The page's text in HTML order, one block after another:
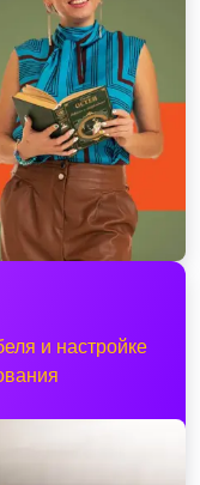
и настройке